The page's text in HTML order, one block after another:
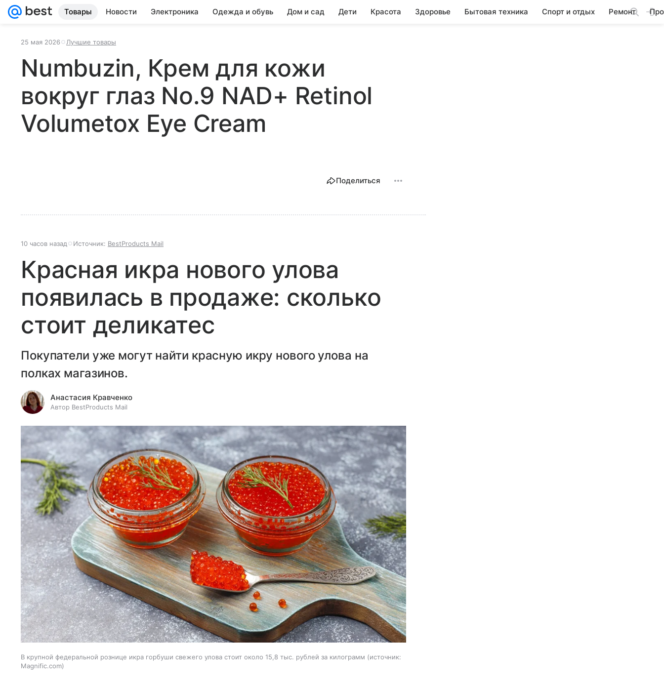
Товары Новости Электроника Одежда и обувь Дом и сад Дети Красота Здоровье Бытовая техника Спорт и отдых Ремонт
25 мая 2026 Лучшие товары
Numbuzin, Крем для кожи
вокруг глаз No.9 NAD+ Retinol
Volumetox Eye Cream
Поделиться
10 часов назад Источник: BestProducts Mail
Красная икра нового улова
появилась в продаже: сколько
стоит деликатес
Покупатели уже могут найти красную икру нового улова на
полках магазинов.
Анастасия Кравченко
Автор BestProducts Mail
В крупной федеральной рознице икра горбуши свежего улова стоит около 15,8 тыс. рублей за килограмм
источник:
Magnific.com